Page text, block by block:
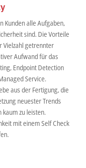
Kunden alle Aufgaben,
sind. Die Vorteile
Vielzahl getrennter
Aufwand für das
Endpoint Detection
Service.
aus der Fertigung, die
neuester Trends
zu leisten.
mit einem Self Check